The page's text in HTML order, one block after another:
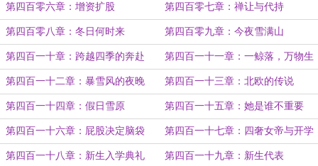
第四百零六章：增资扩股 第四百零七章：禅让与代持
第四百零八章：冬日何时来 第四百零九章：今夜雪满山
第四百一十章：跨越四季的奔赴 第四百一十一章：一鲸落，万物生
第四百一十二章：暴雪风的夜晚 第四百一十三章：北欧的传说
第四百一十四章：假日雪原 第四百一十五章：她是谁不重要
第四百一十六章：屁股决定脑袋 第四百一十七章：四奢女帝与开学
季
第四百一十八章：新生入学典礼 第四百一十九章：新生代表